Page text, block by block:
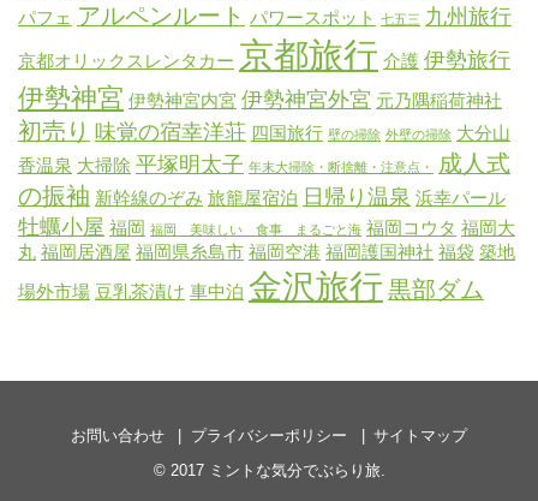
パフェ アルペンルート パワースポット 七五三 九州旅行
京都オリックスレンタカー 京都旅行 介護 伊勢旅行
伊勢神宮 伊勢神宮内宮 伊勢神宮外宮 元乃隅稲荷神社
初売り 味覚の宿幸洋荘 四国旅行 壁の掃除 外壁の掃除 大分山
香温泉 大掃除 平塚明太子 年末大掃除・断捨離・注意点・
成人式
の振袖 新幹線のぞみ 旅籠屋宿泊 日帰り温泉 浜幸パール
牡蠣小屋 福岡 福岡 美味しい 食事 まるごと海 福岡コウタ 福岡大
丸 福岡居酒屋 福岡県糸島市 福岡空港 福岡護国神社 福袋 築地
場外市場 豆乳茶漬け 車中泊 金沢旅行 黒部ダム
お問い合わせ プライバシーポリシー
サイトマップ
© 2017 ミントな気分でぶらり旅.